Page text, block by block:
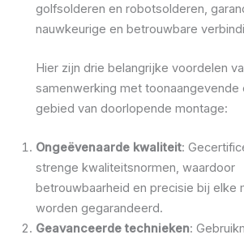
golfsolderen en robotsolderen,
nauwkeurige en betrouwbare
Hier zijn drie belangrijke voordelen
samenwerking met
gebied van doorlopende montage:
Ongeëvenaarde kwaliteit:
strenge kwaliteitsnormen, waardoor
betrouwbaarheid en precisie bij elke
worden gegarandeerd.
Geavanceerde technieken: